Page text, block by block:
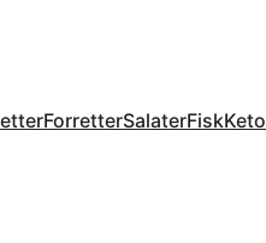
ForretterSalaterFiskKeto